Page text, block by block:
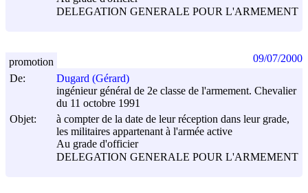
DELEGATION GENERALE POUR L'ARMEMENT
De:
Dugard (Gérard)
ingénieur général de 2e classe de l'armement. Chevalier
du 11 octobre 1991
Objet:
à compter de la date de leur réception dans leur grade,
les militaires appartenant à l'armée active
Au grade d'officier
DELEGATION GENERALE POUR L'ARMEMENT
promotion 09/07/2000